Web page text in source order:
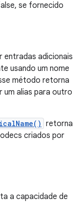
se fornecido
entradas adicionais
usando um nome
método retorna
alias para outro
retorna
criados por
a capacidade de